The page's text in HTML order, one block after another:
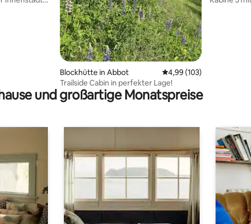
Blockhütte in Abbot Durchschnittliche
4,99 (103)
Trailside Cabin in perfekter Lage!
und großartige Monatspreise